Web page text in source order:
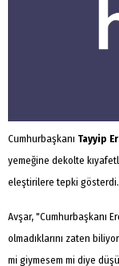
Cumhurbaşkanı Tayyip
yemeğine dekolte
eleştirilere tepki gösterdi.
Avşar, "Cumhurbaşkanı
olmadıklarını zaten
mi giymesem mi diye